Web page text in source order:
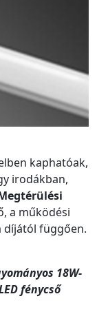
kaphatóak,
irodákban,
a működési
díjától függően.
18W-
fénycső